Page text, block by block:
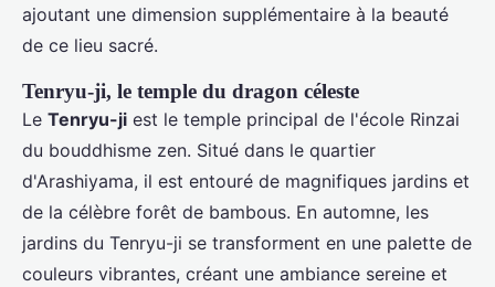
ajoutant une dimension supplémentaire à la beauté
de ce lieu sacré.
Tenryu-ji, le temple du dragon céleste
Le Tenryu-ji est le temple principal de l'école Rinzai
du bouddhisme zen. Situé dans le quartier
d'Arashiyama, il est entouré de magnifiques jardins et
de la célèbre forêt de bambous. En automne, les
jardins du Tenryu-ji se transforment en une palette de
couleurs vibrantes, créant une ambiance sereine et